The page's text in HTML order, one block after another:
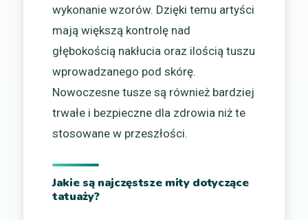
wykonanie wzorów. Dzięki temu artyści
mają większą kontrolę nad
głębokością nakłucia oraz ilością tuszu
wprowadzanego pod skórę.
Nowoczesne tusze są również bardziej
trwałe i bezpieczne dla zdrowia niż te
stosowane w przeszłości.
Jakie są najczęstsze mity dotyczące
tatuaży?